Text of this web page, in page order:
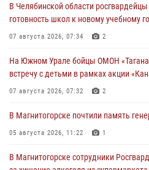
В Челябинской области
готовность школ к новому учебному
07 августа 2026, 07:34 2
На Южном Урале бойцы ОМОН
встречу с детьми в рамках акции
07 августа 2026, 07:32 2
В Магнитогорске почтили память
05 августа 2026, 11:22 1
В Магнитогорске сотрудники